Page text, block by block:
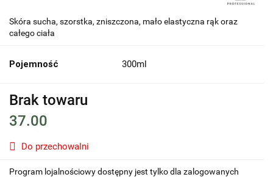
Skóra sucha, szorstka, zniszczona, mało elastyczna rąk oraz
całego ciała
Pojemność 300ml
Brak towaru
37.00
Do przechowalni
Program lojalnościowy dostępny jest tylko dla zalogowanych